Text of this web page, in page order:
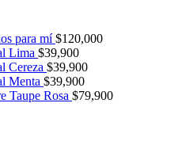
para mí$120,000
Lima $39,900
Cereza $39,900
Menta $39,900
Taupe Rosa $79,900